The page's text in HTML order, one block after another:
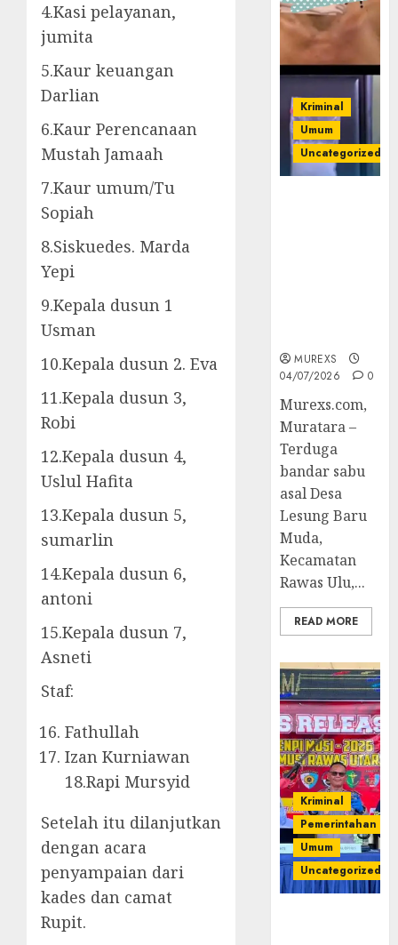
4.Kasi pelayanan,
jumita
5.Kaur keuangan
Darlian
6.Kaur Perencanaan
Mustah Jamaah
7.Kaur umum/Tu
Sopiah
8.Siskuedes. Marda
Yepi
9.Kepala dusun 1
Usman
10.Kepala dusun 2. Eva
11.Kepala dusun 3,
Robi
12.Kepala dusun 4,
Uslul Hafita
13.Kepala dusun 5,
sumarlin
14.Kepala dusun 6,
antoni
15.Kepala dusun 7,
Asneti
Staf:
Fathullah
Izan Kurniawan
18.Rapi Mursyid
Setelah itu dilanjutkan
dengan acara
penyampaian dari
kades dan camat
Rupit.
Kriminal
Umum
Uncategorized
MUREXS
04/07/2026
0
Murexs.com,
Muratara –
Terduga
bandar sabu
asal Desa
Lesung Baru
Muda,
Kecamatan
Rawas Ulu,...
READ MORE
Kriminal
Pemerintahan
Umum
Uncategorized